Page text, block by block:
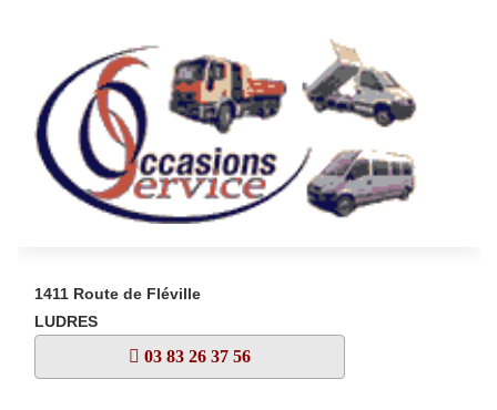
1411 Route de Fléville
LUDRES
03 83 26 37 56